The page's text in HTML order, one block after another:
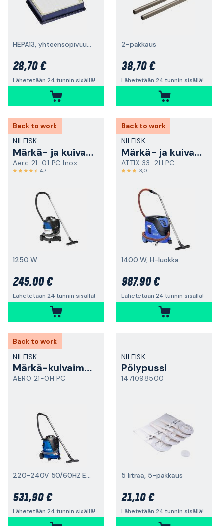
HEPA13, yhteensopivuus VP600/VP930
28,70 €
Lähetetään 24 tunnin sisällä!
2-pakkaus
38,70 €
Lähetetään 24 tunnin sisällä!
Back to work
NILFISK
Märkä- ja kuivaimuri
Aero 21-01 PC Inox
4,7
1250 W
245,00 €
Lähetetään 24 tunnin sisällä!
Back to work
NILFISK
Märkä- ja kuivaimuri
ATTIX 33-2H PC
3,0
1400 W, H-luokka
987,90 €
Lähetetään 24 tunnin sisällä!
Back to work
NILFISK
Märkä-kuivaimuri
AERO 21-0H PC
220-240V 50/60HZ EU, H-luokka
531,90 €
Lähetetään 24 tunnin sisällä!
NILFISK
Pölypussi
1471098500
5 litraa, 5-pakkaus
21,10 €
Lähetetään 24 tunnin sisällä!